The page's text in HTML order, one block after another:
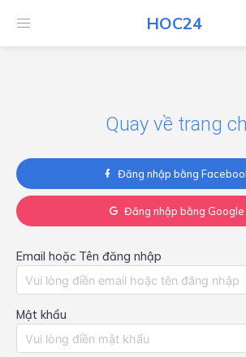
HOC24
HOC24
Quay về trang
Đăng nhập bằng
Đăng nhập bằng Google
Email hoặc Tên đăng nhập
Mật khẩu